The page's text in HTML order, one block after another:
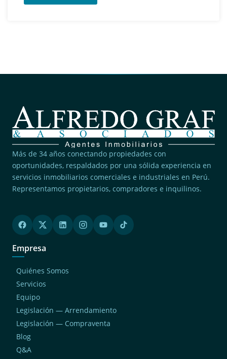
Más de 34 años conectando propiedades con
oportunidades, respaldados por una sólida experiencia en
servicios inmobiliarios comerciales e industriales en Perú.
Representamos propietarios, compradores e inquilinos.
Empresa
Quiénes Somos
Servicios
Equipo
Legislación — Arrendamiento
Legislación — Compraventa
Blog
Q&A